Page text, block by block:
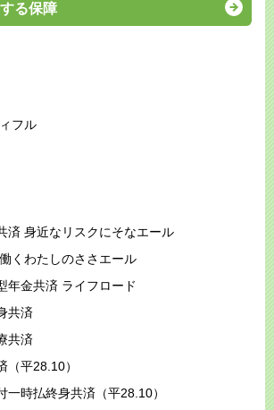
る保障
フル
済 身近なリスクにそなエール
くわたしのささエール
年金共済 ライフロード
共済
共済
（平28.10）
一時払終身共済（平28.10）